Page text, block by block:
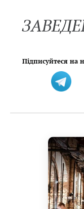
Підписуйтеся на